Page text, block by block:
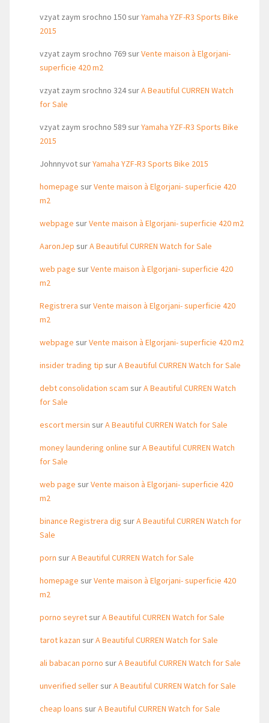
vzyat zaym srochno 150surYamaha YZF-R3 Sports Bike
2015
vzyat zaym srochno 769surVente maison à Elgorjani-
superficie 420 m2
vzyat zaym srochno 324surA Beautiful CURREN Watch
for Sale
vzyat zaym srochno 589surYamaha YZF-R3 Sports Bike
2015
JohnnyvotsurYamaha YZF-R3 Sports Bike 2015
homepage surVente maison à Elgorjani- superficie 420
m2
webpage surVente maison à Elgorjani- superficie 420 m2
AaronJep surA Beautiful CURREN Watch for Sale
web page surVente maison à Elgorjani- superficie 420
m2
Registrera surVente maison à Elgorjani- superficie 420
m2
webpage surVente maison à Elgorjani- superficie 420 m2
insider trading tip surA Beautiful CURREN Watch for Sale
debt consolidation scam surA Beautiful CURREN Watch
for Sale
escort mersin surA Beautiful CURREN Watch for Sale
money laundering online surA Beautiful CURREN Watch
for Sale
web page surVente maison à Elgorjani- superficie 420
m2
binance Registrera dig surA Beautiful CURREN Watch for
Sale
porn surA Beautiful CURREN Watch for Sale
homepage surVente maison à Elgorjani- superficie 420
m2
porno seyretsurA Beautiful CURREN Watch for Sale
tarot kazan surA Beautiful CURREN Watch for Sale
ali babacan porno surA Beautiful CURREN Watch for Sale
unverified sellersurA Beautiful CURREN Watch for Sale
cheap loans surA Beautiful CURREN Watch for Sale